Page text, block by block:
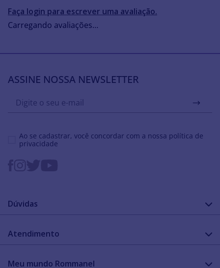
Faça login para escrever uma avaliação.
Carregando avaliações…
ASSINE NOSSA NEWSLETTER
Ao se cadastrar, você concordar com a nossa política de
privacidade
Dúvidas
Guia de medidas
Como configurar meu relógio
Atendimento
Encontre uma loja
Meu mundo Rommanel